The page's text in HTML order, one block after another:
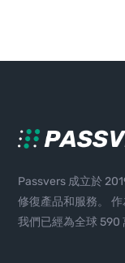
Passvers 成立於
修復產品和服務。
我們已經為全球 590